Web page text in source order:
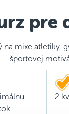
pre
na mixe atletiky,
športovej
2